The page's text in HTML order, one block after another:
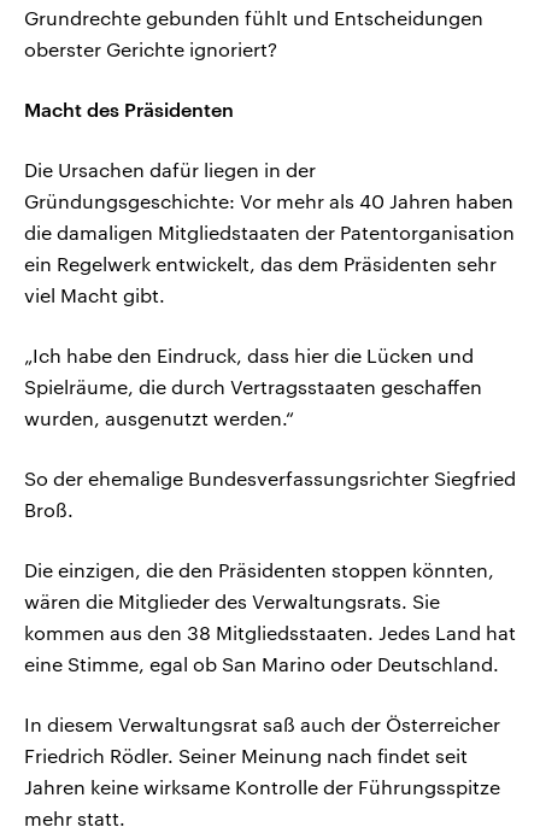
Grundrechte gebunden fühlt und Entscheidungen
oberster Gerichte ignoriert?
Macht des Präsidenten
Die Ursachen dafür liegen in der
Gründungsgeschichte: Vor mehr als 40 Jahren haben
die damaligen Mitgliedstaaten der Patentorganisation
ein Regelwerk entwickelt, das dem Präsidenten sehr
viel Macht gibt.
„Ich habe den Eindruck, dass hier die Lücken und
Spielräume, die durch Vertragsstaaten geschaffen
wurden, ausgenutzt werden.“
So der ehemalige Bundesverfassungsrichter Siegfried
Broß.
Die einzigen, die den Präsidenten stoppen könnten,
wären die Mitglieder des Verwaltungsrats. Sie
kommen aus den 38 Mitgliedsstaaten. Jedes Land hat
eine Stimme, egal ob San Marino oder Deutschland.
In diesem Verwaltungsrat saß auch der Österreicher
Friedrich Rödler. Seiner Meinung nach findet seit
Jahren keine wirksame Kontrolle der Führungsspitze
mehr statt.